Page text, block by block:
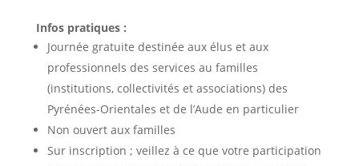
Infos pratiques :
Journée gratuite destinée aux élus et aux
professionnels des services au familles
(institutions, collectivités et associations) des
Pyrénées-Orientales et de l’Aude en particulier
Non ouvert aux familles
Sur inscription ; veillez à ce que votre participation